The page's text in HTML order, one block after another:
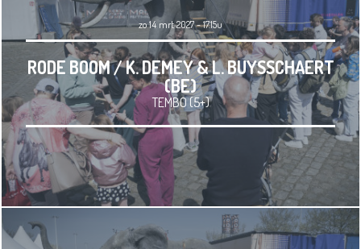
zo 14 mrt 2027 - 17.15u
RODE BOOM / K. DEMEY & L. BUYSSCHAERT
(BE)
TEMBO (5+)